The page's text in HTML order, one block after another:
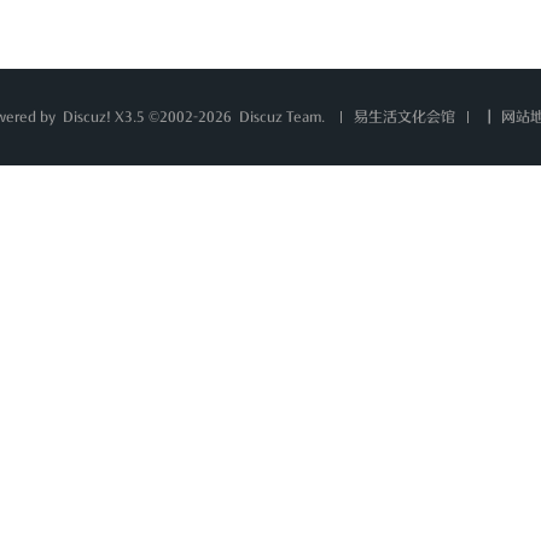
by Discuz! X3.5 ©2002-2026 Discuz Team. 易生活文化会馆 网站